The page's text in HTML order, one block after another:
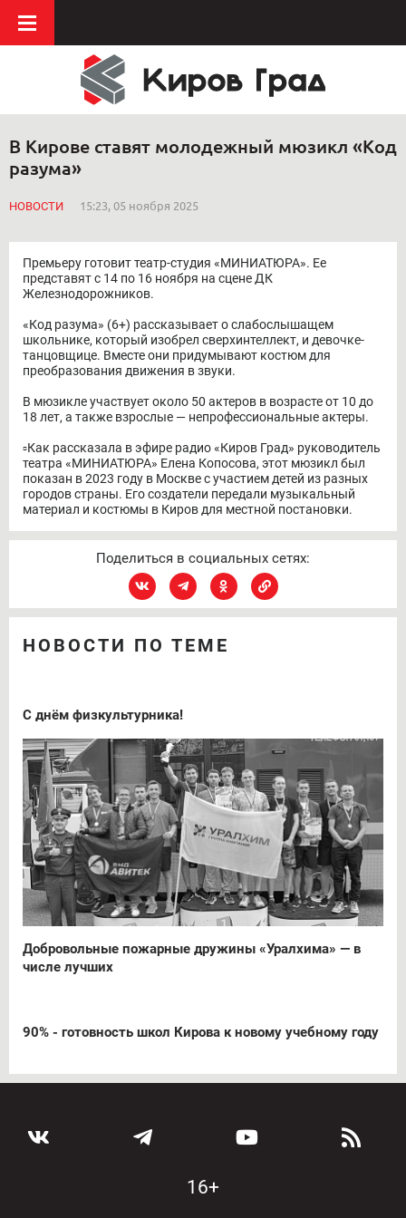
В Кирове ставят молодежный мюзикл «Код
разума»
НОВОСТИ 15:23, 05 ноября 2025
Премьеру готовит театр-студия «МИНИАТЮРА». Ее
представят с 14 по 16 ноября на сцене ДК
Железнодорожников.
«Код разума» (6+) рассказывает о слабослышащем
школьнике, который изобрел сверхинтеллект, и девочке-
танцовщице. Вместе они придумывают костюм для
преобразования движения в звуки.
В мюзикле участвует около 50 актеров в возрасте от 10 до
18 лет, а также взрослые — непрофессиональные актеры.
▫️Как рассказала в эфире радио «Киров Град» руководитель
театра «МИНИАТЮРА» Елена Копосова, этот мюзикл был
показан в 2023 году в Москве с участием детей из разных
городов страны. Его создатели передали музыкальный
материал и костюмы в Киров для местной постановки.
Поделиться в социальных сетях:
НОВОСТИ ПО ТЕМЕ
С днём физкультурника!
Добровольные пожарные дружины «Уралхима» — в
числе лучших
90% - готовность школ Кирова к новому учебному году
16+